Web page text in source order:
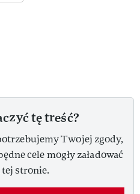
tę treść?
Twojej zgody,
cele mogły załadować
stronie.